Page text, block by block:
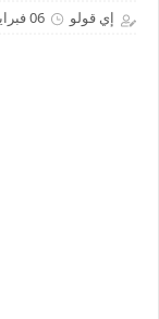
إي قولو 06 فبراير 2026